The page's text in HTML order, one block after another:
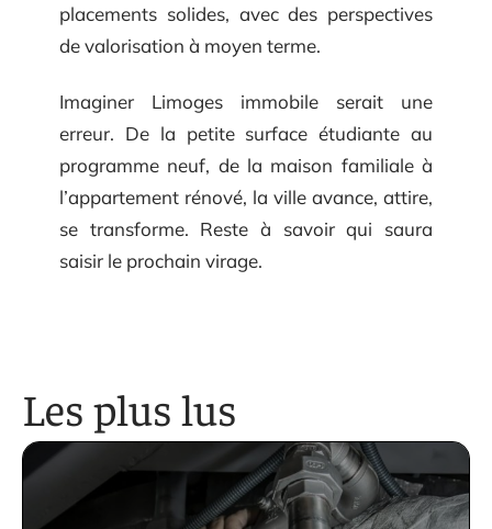
placements solides, avec des perspectives
de valorisation à moyen terme.
Imaginer Limoges immobile serait une
erreur. De la petite surface étudiante au
programme neuf, de la maison familiale à
l’appartement rénové, la ville avance, attire,
se transforme. Reste à savoir qui saura
saisir le prochain virage.
Les plus lus